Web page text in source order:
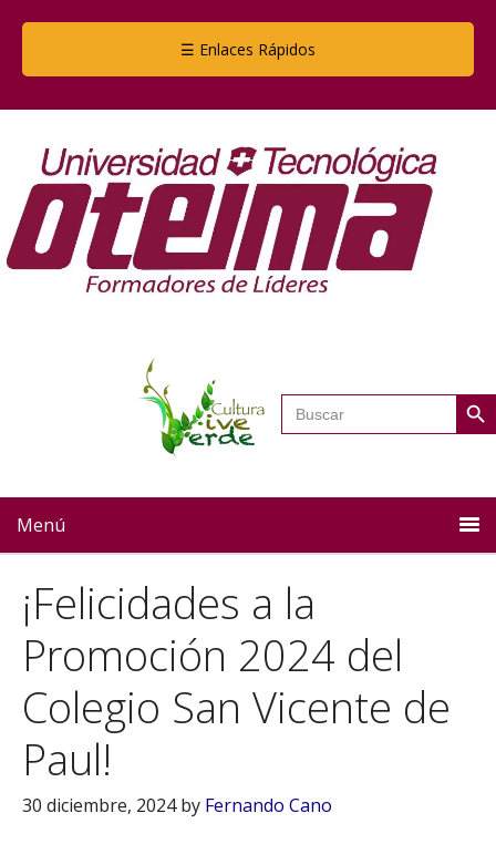
☰ Enlaces Rápidos
Buscar: Botón
Menú
¡Felicidades a la
Promoción 2024 del
Colegio San Vicente de
Paul!
30 diciembre, 2024by Fernando Cano